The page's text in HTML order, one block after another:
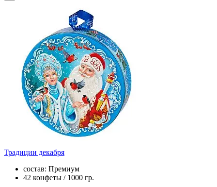
Традиции декабря
состав: Премиум
42 конфеты / 1000 гр.